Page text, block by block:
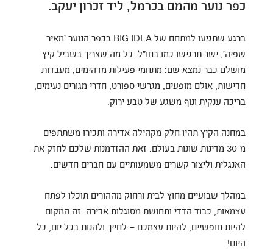
כפר נוער מהמם בכרמל, ליד זכרון יעקב.
ברגע שתגיעו למתחם של BIG IDEA בכפר הנוער 'מאיר
שפיה', ישר תרגישו כמו בחו”ל. כל מה שצריך בשביל קיץ
מושלם כבר נמצא שם: מתחמי פעילות מדהימים, מעבדות
חדישות, אולם מופעים, מגרשי ספורט, חדרי מגורים נעימים,
בריכה ענקית ונוף משגע של טבע ירוק.
במחנה הקיץ תהיו חלק מקהילה אדירה ותכירו משתתפים
מ-30 מדינות שונות בעולם. זאת ההזדמנות שלכם לחזק את
האנגלית וליצור קשרים משמעותיים עם חברים חדשים.
במהלך שבועיים מחוץ לבית ורחוק מההורים תוכלו לפתח
עצמאות, כבוד הדדי ותחושת מסוגלות אדירה. זה המקום
להיות חופשיים, להיות עצמכם – לחייך ולהנות בכל יום, כל
היום!